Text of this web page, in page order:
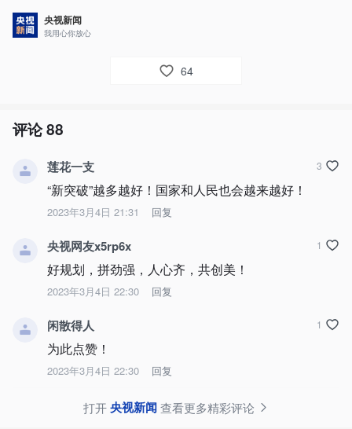
央视新闻
我用心你放心
64
评论88
莲花一支
“新突破”越多越好！国家和人民也会越来越好！
2023年3月4日 21:31 回复
3
央视网友x5rp6x
好规划，拼劲强，人心齐，共创美！
2023年3月4日 22:30 回复
1
闲散得人
为此点赞！
2023年3月4日 22:30 回复
1
打开央视新闻查看更多精彩评论